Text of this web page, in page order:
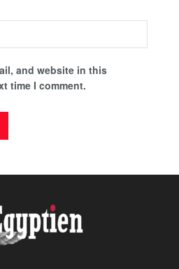
and website in this
time I comment.